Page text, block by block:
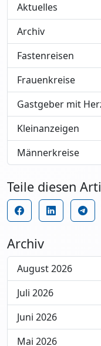
Aktuelles
Archiv
Fastenreisen
Frauenkreise
Gastgeber mit
Kleinanzeigen
Männerkreise
Teile diesen
Archiv
August 2026
Juli 2026
Juni 2026
Mai 2026